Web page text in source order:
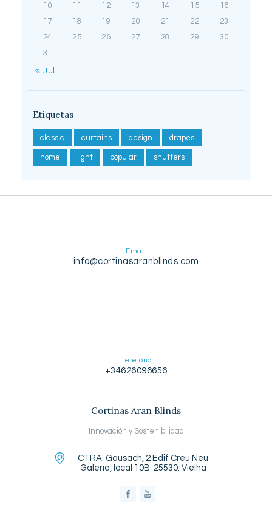
10
11 12 13 14 15
16
17
18 19 20 21 22
23
24
25 26 27 28 29
30
31
« Jul
Etiquetas
classic curtains design drapes
home light popular shutters
Email
info@cortinasaranblinds.com
Teléfono
+34626096656
Cortinas Aran Blinds
Innovación y Sostenibilidad
CTRA. Gausach, 2 Edif Creu Neu
Galeria, local 10B. 25530. Vielha